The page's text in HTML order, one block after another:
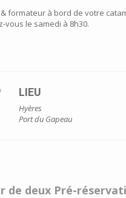
& formateur à bord de votre
vous le samedi à 8h30.
LIEU
Hyères
Port du Gapeau
deux Pré-